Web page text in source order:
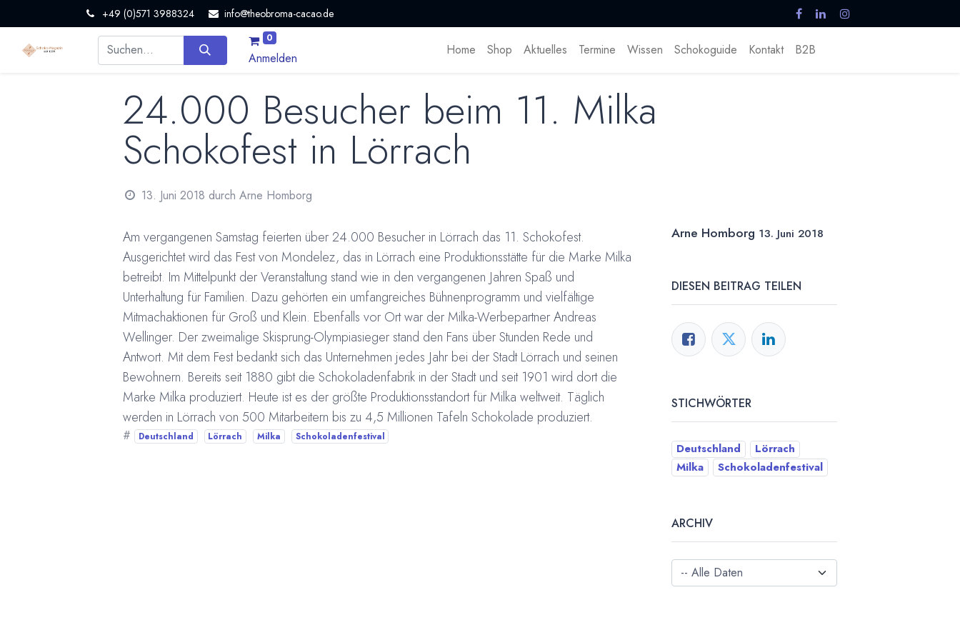
+49 (0)571 3988324 info@theobroma-cacao.de
0
Anmelden
Home Shop Aktuelles Termine Wissen Schokoguide Kontakt B2B
24.000 Besucher beim 11. Milka
Schokofest in Lörrach
13. Juni 2018 durch Arne Homborg
Am vergangenen Samstag feierten über 24.000 Besucher in Lörrach das 11. Schokofest.
Ausgerichtet wird das Fest von Mondelez, das in Lörrach eine Produktionsstätte für die Marke Milka
betreibt. Im Mittelpunkt der Veranstaltung stand wie in den vergangenen Jahren Spaß und
Unterhaltung für Familien. Dazu gehörten ein umfangreiches Bühnenprogramm und vielfältige
Mitmachaktionen für Groß und Klein. Ebenfalls vor Ort war der Milka-Werbepartner Andreas
Wellinger. Der zweimalige Skisprung-Olympiasieger stand den Fans über Stunden Rede und
Antwort. Mit dem Fest bedankt sich das Unternehmen jedes Jahr bei der Stadt Lörrach und seinen
Bewohnern. Bereits seit 1880 gibt die Schokoladenfabrik in der Stadt und seit 1901 wird dort die
Marke Milka produziert. Heute ist es der größte Produktionsstandort für Milka weltweit. Täglich
werden in Lörrach von 500 Mitarbeitern bis zu 4,5 Millionen Tafeln Schokolade produziert.
# Deutschland Lörrach Milka Schokoladenfestival
Arne Homborg 13. Juni 2018
DIESEN BEITRAG TEILEN
STICHWÖRTER
Deutschland
Lörrach
Milka
Schokoladenfestival
ARCHIV